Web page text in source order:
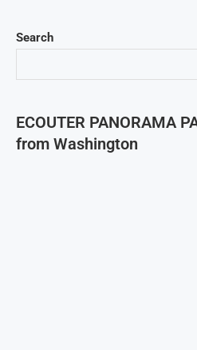
Search
ECOUTER PANORAMA
from Washington